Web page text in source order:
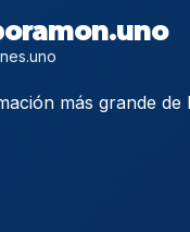
más grande de